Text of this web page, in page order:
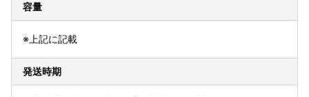
容量
※上記に記載
発送時期